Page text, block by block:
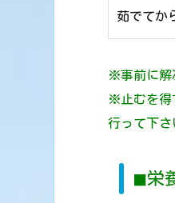
茹でてか
※事前に解
※止むを得
行って下さ
◼︎栄